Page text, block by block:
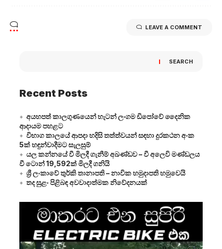
LEAVE A COMMENT
SEARCH
Recent Posts
අයහපත් කාලගුණයෙන් හැටන් ලංගම ඩිපෝවේ දෛනික
ආදායම පහළට
විභාග කාලයේ ආපදා හදිසි තත්ත්වයන් සඳහා දුරකථන අංක
5ක් හඳුන්වාදීමට සැලසුම්
යල කන්නයේ වී මිලදී ගැනීම් අඛණ්ඩව – වී අලෙවි මණ්ඩලය
වී ටොන් 19,592ක් මිලදී ගනියි
ශ්‍රී ලංකාවේ තුර්කි තානාපති – නාවික හමුදාපති හමුවෙයි
තද සුළං පිළිබඳ අවවාදාත්මක නිවේදනයක්
Player